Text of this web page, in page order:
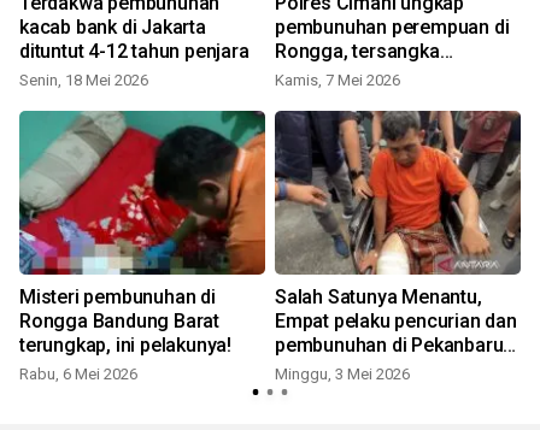
kacab bank di Jakarta
dituntut 4-12 tahun penjara
Senin, 18 Mei 2026
pembunuhan perempuan di
Rongga, tersangka
ditangkap!
Kamis, 7 Mei 2026
Misteri pembunuhan di
Rongga Bandung Barat
terungkap, ini pelakunya!
Rabu, 6 Mei 2026
Salah Satunya Menantu,
Empat pelaku pencurian dan
pembunuhan di Pekanbaru
ditangkap
Minggu, 3 Mei 2026